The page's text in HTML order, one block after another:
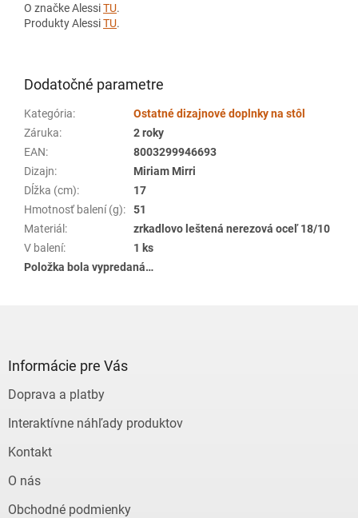
O značke AlessiTU.
Produkty AlessiTU.
Dodatočné parametre
Kategória:
Ostatné dizajnové doplnky na stôl
Záruka:
2 roky
EAN:
8003299946693
Dizajn:
Miriam Mirri
Dĺžka (cm):
17
Hmotnosť balení (g):
51
Materiál :
zrkadlovo leštená nerezová oceľ 18/10
V balení:
1 ks
Položka bola vypredaná…
Informácie pre Vás
Doprava a platby
Interaktívne náhľady produktov
Kontakt
O nás
Obchodné podmienky